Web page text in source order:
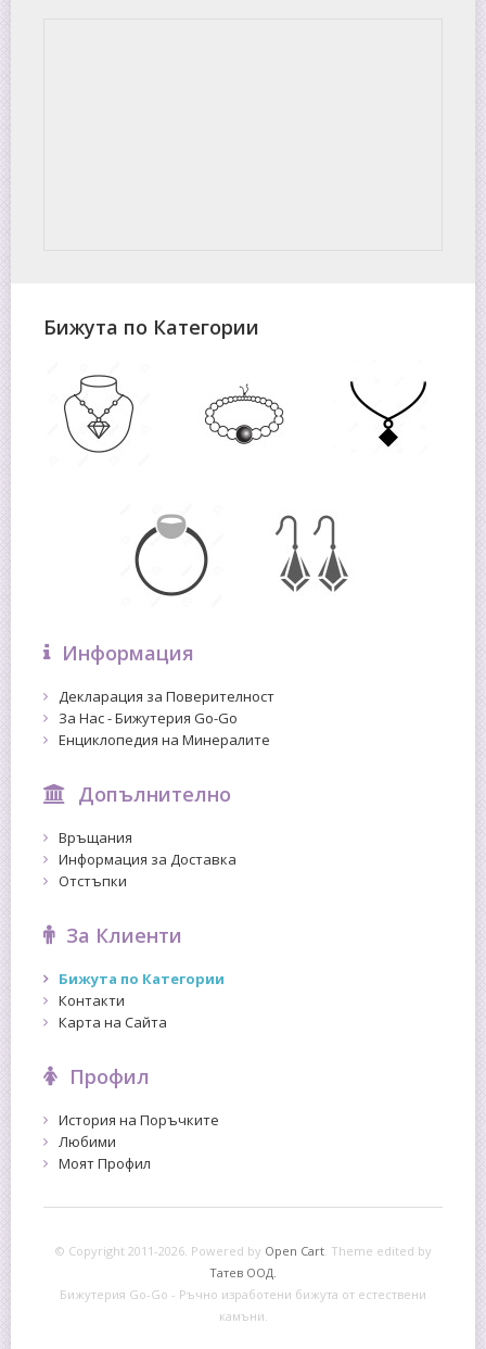
Бижута по Категории
Информация
Декларация за Поверителност
За Нас - Бижутерия Go-Go
Енциклопедия на Минералите
Допълнително
Връщания
Информация за Доставка
Отстъпки
За Клиенти
Бижута по Категории
Контакти
Карта на Сайта
Профил
История на Поръчките
Любими
Моят Профил
© Copyright 2011-2026. Powered by Open Cart. Theme edited by
Татев ООД.
Бижутерия Go-Go - Ръчно изработени бижута от естествени
камъни.